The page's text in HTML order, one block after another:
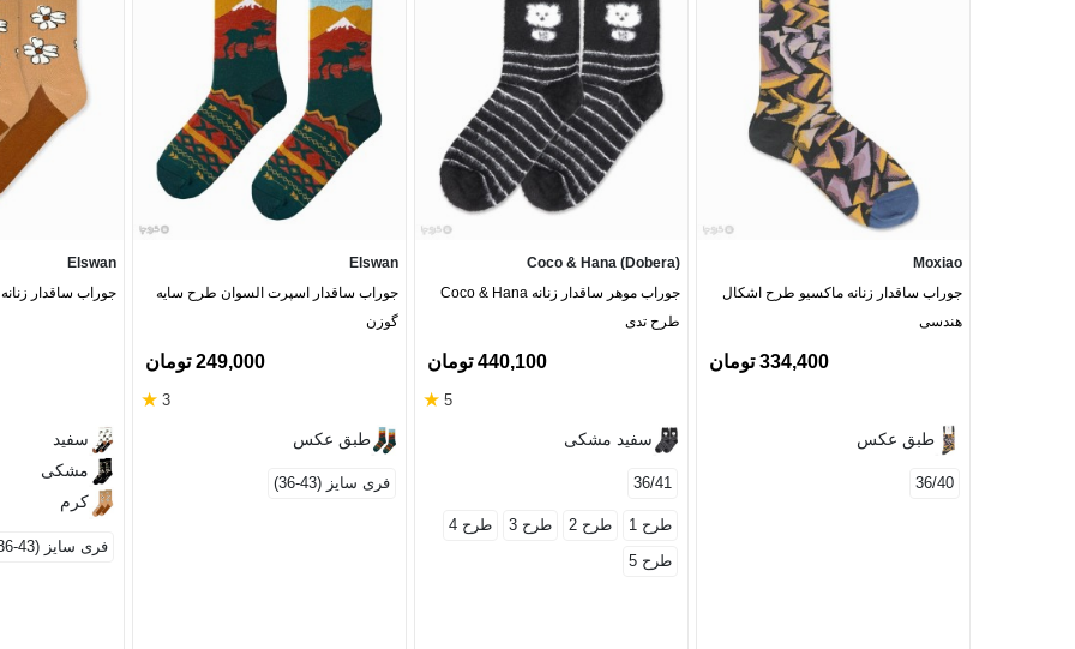
Moxiao
جوراب ساقدار زنانه ماکسیو طرح اشکال
هندسی
334,400 تومان
طبق عکس
36/40
Coco & Hana (Dobera)
جوراب موهر ساقدار زنانه Coco & Hana
طرح تدی
440,100 تومان
5
★
سفید مشکی
36/41
طرح 1 طرح 2 طرح 3
طرح 4
طرح 5
Elswan
جوراب ساقدار اسپرت السوان طرح سایه
گوزن
249,000 تومان
3
★
طبق عکس
فری سایز (43-36)
Elswan
جوراب ساقدار
سفید
مشکی
کرم
فری سایز (43-36)